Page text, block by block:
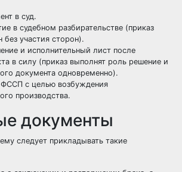
в суд.
в судебном разбирательстве (приказ
без участия сторон).
и исполнительный лист после
в силу (приказ выполнят роль решение и
документа одновременно).
ФССП с целью возбуждения
производства.
документы
следует прикладывать такие